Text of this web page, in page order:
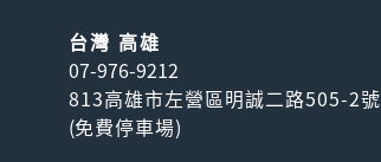
台灣 高雄
07-976-9212
813高雄市左營區明誠二路505-2號
(免費停車場)